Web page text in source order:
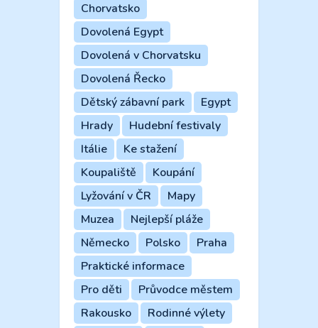
Chorvatsko
Dovolená Egypt
Dovolená v Chorvatsku
Dovolená Řecko
Dětský zábavní park
Egypt
Hrady
Hudební festivaly
Itálie
Ke stažení
Koupaliště
Koupání
Lyžování v ČR
Mapy
Muzea
Nejlepší pláže
Německo
Polsko
Praha
Praktické informace
Pro děti
Průvodce městem
Rakousko
Rodinné výlety